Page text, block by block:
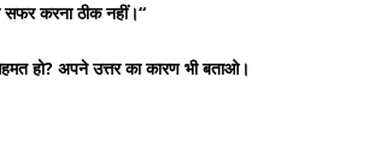
सफर करना ठीक नहीं।“
हो? अपने उत्तर का कारण भी बताओ।